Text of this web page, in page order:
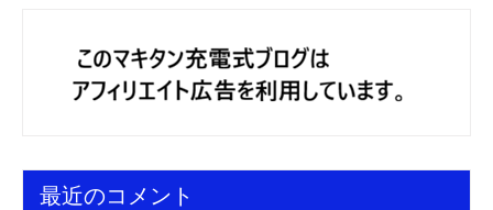
最近のコメント